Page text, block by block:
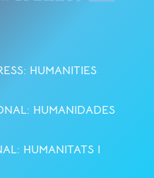
HUMANITIES
HUMANIDADES
HUMANITATS I